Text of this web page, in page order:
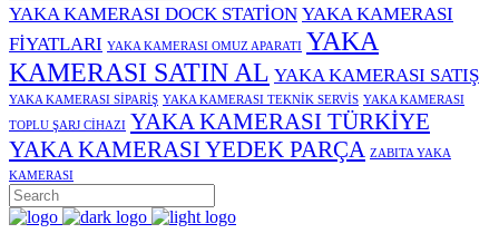
YAKA KAMERASI DOCK STATİON YAKA KAMERASI
FİYATLARI YAKA KAMERASI OMUZ APARATI YAKA
KAMERASI SATIN AL YAKA KAMERASI SATIŞ
YAKA KAMERASI SİPARİŞ YAKA KAMERASI TEKNİK SERVİS YAKA KAMERASI
TOPLU ŞARJ CİHAZI YAKA KAMERASI TÜRKİYE
YAKA KAMERASI YEDEK PARÇA ZABITA YAKA
KAMERASI